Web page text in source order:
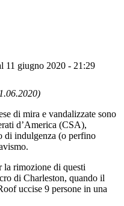
11 giugno 2020 - 21:29
di mira e vandalizzate sono
d’America (CSA),
di indulgenza (o perfino
la rimozione di questi
di Charleston, quando il
uccise 9 persone in una